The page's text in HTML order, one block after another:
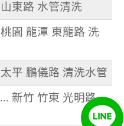
東路 水管清洗
園 龍潭 東龍路 洗
平 鵬儀路 清洗水管
新竹 竹東 光明路